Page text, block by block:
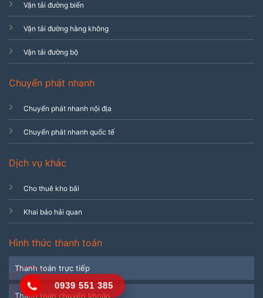
Vận tải đường biển
Vận tải đường hàng không
Vận tải đường bộ
Chuyển phát nhanh
Chuyển phát nhanh nội địa
Chuyển phát nhanh quốc tế
Dịch vụ khác
Cho thuê kho bãi
Khai báo hải quan
Hình thức thanh toán
Thanh toán trực tiếp
Thanh toán chuyển khoản
0939 551 385